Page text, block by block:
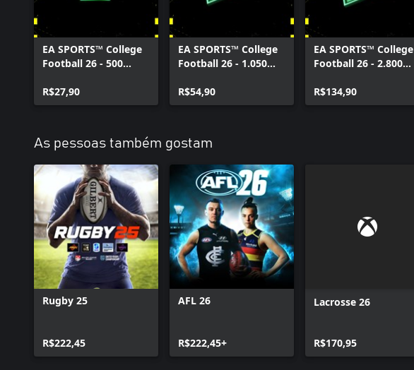
EA SPORTS™ College
Football 26 - 500
Points
R$27,90
EA SPORTS™ College
Football 26 - 1.050
Points
R$54,90
EA SPORTS™ College
Football 26 - 2.800
Points
R$134,90
As pessoas também gostam
Rugby 25
R$222,45
AFL 26
R$222,45+
Lacrosse 26
R$170,95